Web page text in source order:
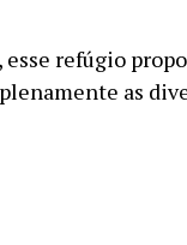
esse refúgio
as